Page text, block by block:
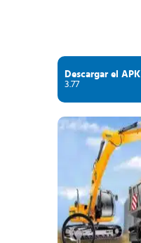
Descargar el APK
3.77